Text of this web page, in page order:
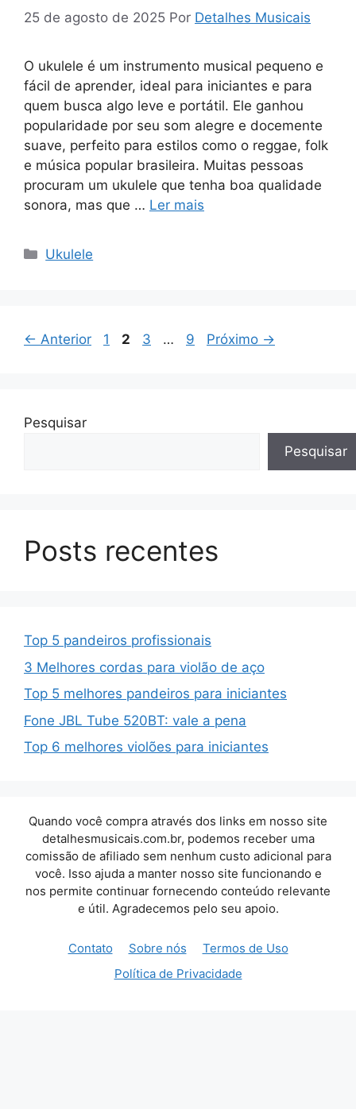
25 de agosto de 2025 Por Detalhes Musicais
O ukulele é um instrumento musical pequeno e
fácil de aprender, ideal para iniciantes e para
quem busca algo leve e portátil. Ele ganhou
popularidade por seu som alegre e docemente
suave, perfeito para estilos como o reggae, folk
e música popular brasileira. Muitas pessoas
procuram um ukulele que tenha boa qualidade
sonora, mas que … Ler mais
Categorias
Ukulele
← Anterior Page
1 Page
2 Page
3 … Page
9 Próximo →
Pesquisar
Pesquisar
Posts recentes
Top 5 pandeiros profissionais
3 Melhores cordas para violão de aço
Top 5 melhores pandeiros para iniciantes
Fone JBL Tube 520BT: vale a pena
Top 6 melhores violões para iniciantes
Quando você compra através dos links em nosso site
detalhesmusicais.com.br, podemos receber uma
comissão de afiliado sem nenhum custo adicional para
você. Isso ajuda a manter nosso site funcionando e
nos permite continuar fornecendo conteúdo relevante
e útil. Agradecemos pelo seu apoio.
Contato Sobre nós
Termos de Uso
Política de Privacidade